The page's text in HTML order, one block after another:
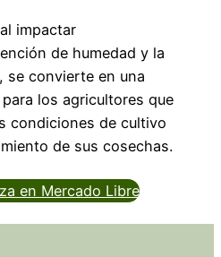
impactar
de humedad y la
se convierte en una
los agricultores que
condiciones de cultivo
de sus cosechas.
en Mercado Libre